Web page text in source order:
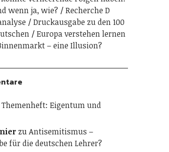
wenn ja, wie?
Recherche D
Druckausgabe zu den 100
Europa verstehen lernen
– eine Illusion?
Themenheft: Eigentum und
zuAntisemitismus –
für die deutschen Lehrer?